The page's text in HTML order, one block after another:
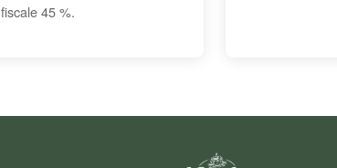
fiscale 45 %.